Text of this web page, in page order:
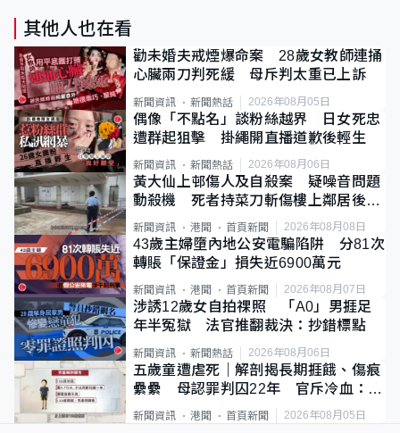
其他人也在看
勸未婚夫戒煙爆命案 28歲女教師連捅
心臟兩刀判死緩 母斥判太重已上訴
新聞資訊 新聞熱話 2026年08月05日
偶像「不點名」談粉絲越界 日女死忠
遭群起狙擊 掛繩開直播道歉後輕生
新聞資訊 新聞熱話 2026年08月06日
黃大仙上邨傷人及自殺案 疑噪音問題
動殺機 死者持菜刀斬傷樓上鄰居後墮
斃
新聞資訊 港聞 首頁新聞 2026年08月08日
43歲主婦墮內地公安電騙陷阱 分81次
轉賬「保證金」損失近6900萬元
新聞資訊 港聞 首頁新聞 2026年08月07日
涉誘12歲女自拍祼照 「A0」男捱足
年半冤獄 法官推翻裁決：抄錯標點
新聞資訊 新聞熱話 2026年08月06日
五歲童遭虐死｜解剖揭長期捱餓、傷痕
纍纍 母認罪判囚22年 官斥冷血：同
類案最惡劣
新聞資訊 港聞 首頁新聞 2026年08月05日